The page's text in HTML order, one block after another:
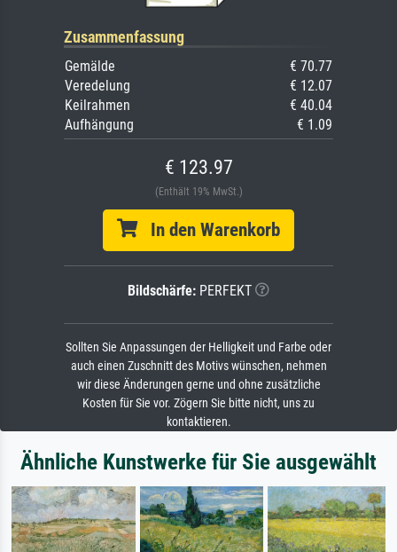
Zusammenfassung
Gemälde
€ 70.77
Veredelung
€ 12.07
Keilrahmen
€ 40.04
Aufhängung
€ 1.09
€ 123.97
(Enthält 19% MwSt.)
In den Warenkorb
Bildschärfe: PERFEKT
Sollten Sie Anpassungen der Helligkeit und Farbe oder
auch einen Zuschnitt des Motivs wünschen, nehmen
wir diese Änderungen gerne und ohne zusätzliche
Kosten für Sie vor. Zögern Sie bitte nicht, uns zu
kontaktieren.
Ähnliche Kunstwerke für Sie ausgewählt